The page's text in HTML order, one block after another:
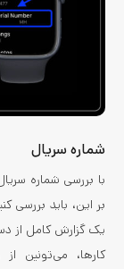
شماره سریال
با بررسی شماره
بر این، باید
یک گزارش کامل از
کارها، می‌تونین